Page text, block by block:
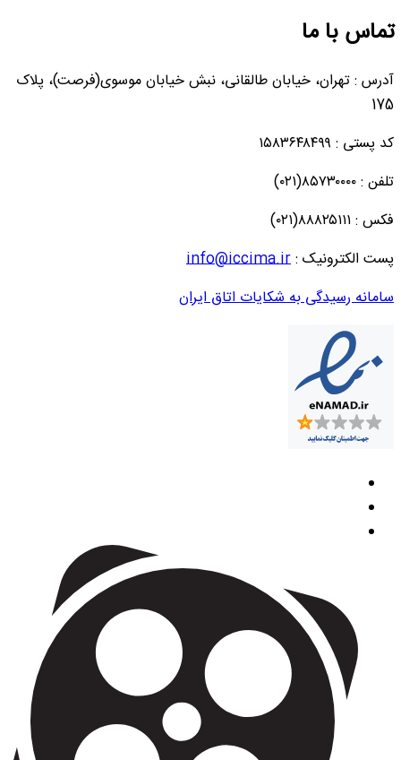
تماس با ما
آدرس : تهران، خیابان طالقانی، نبش خیابان موسوی(فرصت)، پلاک
175
کد پستی : ۱۵۸۳۶۴۸۴۹۹
تلفن : ۸۵۷۳۰۰۰۰(۰۲۱)
فکس : ۸۸۸۲۵۱۱۱(۰۲۱)
پست الکترونیک :info@iccima.ir
سامانه رسیدگی به شکایات اتاق ایران